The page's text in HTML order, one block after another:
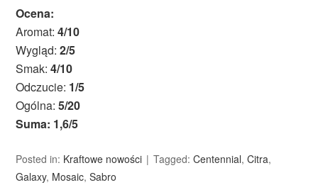
Ocena:
Aromat:4/10
Wygląd:2/5
Smak:4/10
Odczucie: 1/5
Ogólna:5/20
Suma: 1,6/5
Posted in: Kraftowe nowości Tagged:Centennial,Citra,
Galaxy, Mosaic,Sabro